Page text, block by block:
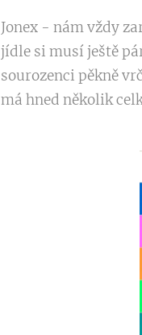
Jonex - nám vždy
jídle si musí ještě
sourozenci pěkně
má hned několik